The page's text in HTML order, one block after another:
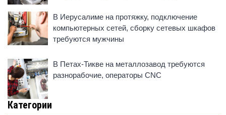
В Иерусалиме на протяжку, подключение
компьютерных сетей, сборку сетевых шкафов
требуются мужчины
В Петах-Тикве на металлозавод требуются
разнорабочие, операторы CNC
Категории